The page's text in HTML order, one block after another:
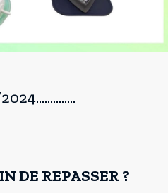
DE REPASSER ?